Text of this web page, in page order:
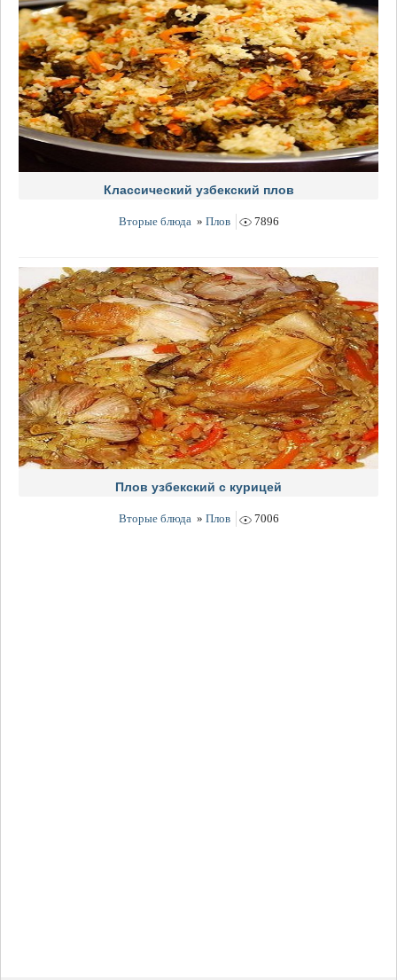
Классический узбекский плов
Вторые блюда » Плов 7896
Плов узбекский с курицей
Вторые блюда » Плов 7006